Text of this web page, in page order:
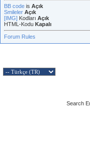
BB code is Açık
Smileler Açık
[IMG] Kodları Açık
HTML-Kodu Kapalı
Forum Rules
Search